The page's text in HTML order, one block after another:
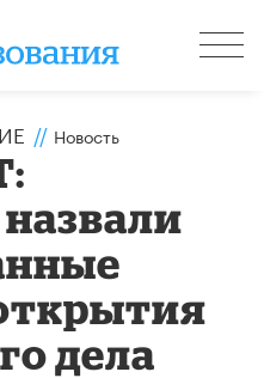
// Новость
дела